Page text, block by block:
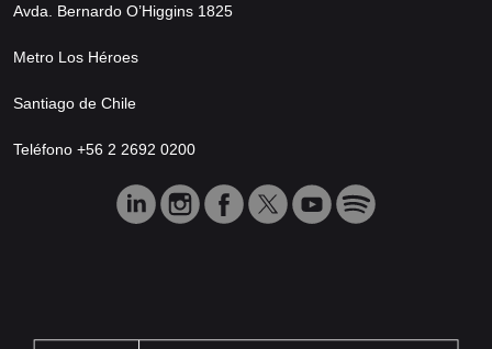
Avda. Bernardo O’Higgins 1825
Metro Los Héroes
Santiago de Chile
Teléfono +56 2 2692 0200